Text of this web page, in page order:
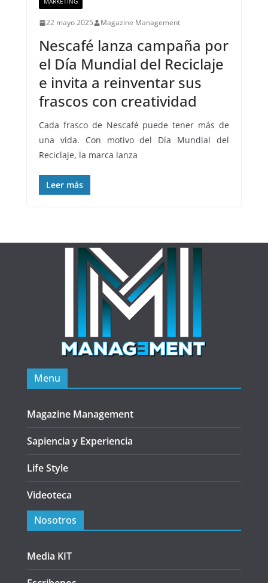
22 mayo 2025 Magazine Management
Nescafé lanza campaña por
el Día Mundial del Reciclaje
e invita a reinventar sus
frascos con creatividad
Cada frasco de Nescafé puede tener más de
una vida. Con motivo del Día Mundial del
Reciclaje, la marca lanza
Leer más
Menu
Magazine Management
Sapiencia y Experiencia
Life Style
Videoteca
Nosotros
Media KIT